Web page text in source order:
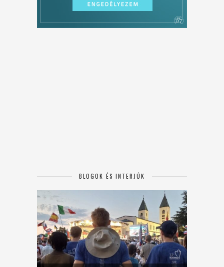
BLOGOK ÉS INTERJÚK